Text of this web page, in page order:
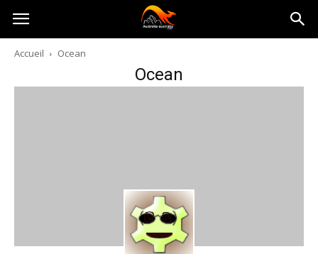
Australia-
australie.com
Accueil Ocean
Ocean